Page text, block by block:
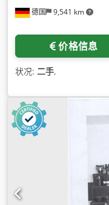
德国 9,541 km
价格信息
状况: 二手,